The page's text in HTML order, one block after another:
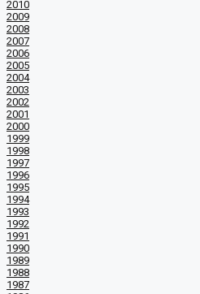
2010
2009
2008
2007
2006
2005
2004
2003
2002
2001
2000
1999
1998
1997
1996
1995
1994
1993
1992
1991
1990
1989
1988
1987